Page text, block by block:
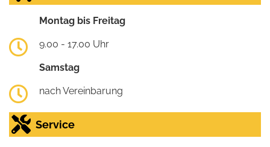
Montag bis Freitag
9.00 - 17.00 Uhr
Samstag
nach Vereinbarung
Service